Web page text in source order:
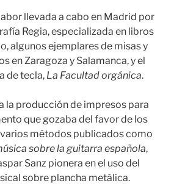
llevada a cabo en Madrid por
Regia, especializada en libros
algunos ejemplares de misas y
en Zaragoza y Salamanca, y el
de tecla, La Facultad orgánica.
la producción de impresos para
que gozaba del favor de los
métodos publicados como
sobre la guitarra española,
Sanz pionera en el uso del
sobre plancha metálica.